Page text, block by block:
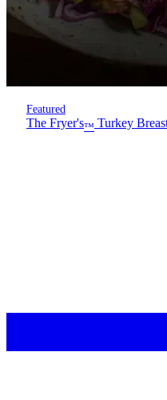
Featured
The Fryer's™ Turkey